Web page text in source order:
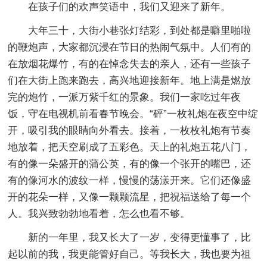
在孩子们的欢声笑语中，我们又迎来了新年。
大年三十，大街小巷张灯结彩，到处都是噼里啪啦
的鞭炮声，大家都沉浸在节日的热闹气氛中。人们有的
在放烟花爆竹，有的在悼念失去的亲人，还有一些孩子
们在大街上跑来跑去，高兴地迎接新年。地上满是燃放
完的炮竹，一派万紫千红的景象。我们一家吃过年夜
饭，守在电视机前看春节晚会。“砰”一枚礼炮在夜空中绽
开，吸引我的眼睛向外看去。接着，一枚枚礼炮有节奏
地放着，把天空刷成了五彩色。天上的礼炮五花八门，
有的像一朵盛开的蒲公英，有的像一个张开的嘴巴，还
有的像河水的波纹一样，慢慢的荡漾开来。它们还像盛
开的花朵一样，又像一颗颗流星，把祝福送给了每一个
人。我兴致勃勃地看着，怎么也看不够。
新的一年里，我又长大了一岁，变得更懂事了，比
起以前的我，我更能管好自己。等我长大，我也要为祖